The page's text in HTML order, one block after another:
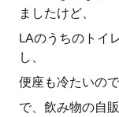
ましたけど、
LAのうちのトイ
し、
便座も冷たいの
で、飲み物の自